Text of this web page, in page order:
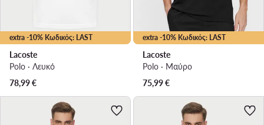
extra -10% Κωδικός: LAST
Lacoste
Polo · Λευκό
78,99€
extra -10% Κωδικός: LAST
Lacoste
Polo · Μαύρο
75,99€